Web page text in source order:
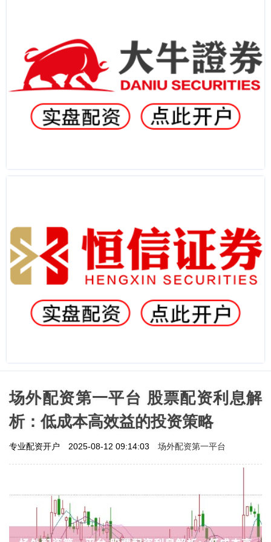
场外配资第一平台 股票配资利息解
析：低成本高效益的投资策略
专业配资开户 2025-08-12 09:14:03 场外配资第一平台